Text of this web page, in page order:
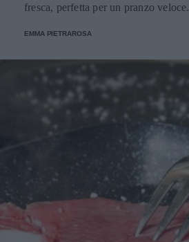
fresca, perfetta per un pranzo veloce.
EMMA PIETRAROSA